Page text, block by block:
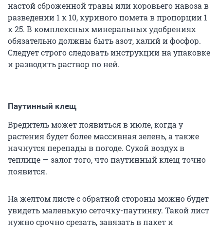
настой сброженной травы или коровьего навоза в
разведении 1 к 10, куриного помета в пропорции 1
к 25. В комплексных минеральных удобрениях
обязательно должны быть азот, калий и фосфор.
Следует строго следовать инструкции на упаковке
и разводить раствор по ней.
Паутинный клещ
Вредитель может появиться в июле, когда у
растения будет более массивная зелень, а также
начнутся перепады в погоде. Сухой воздух в
теплице — залог того, что паутинный клещ точно
появится.
На желтом листе с обратной стороны можно будет
увидеть маленькую сеточку-паутинку. Такой лист
нужно срочно срезать, завязать в пакет и